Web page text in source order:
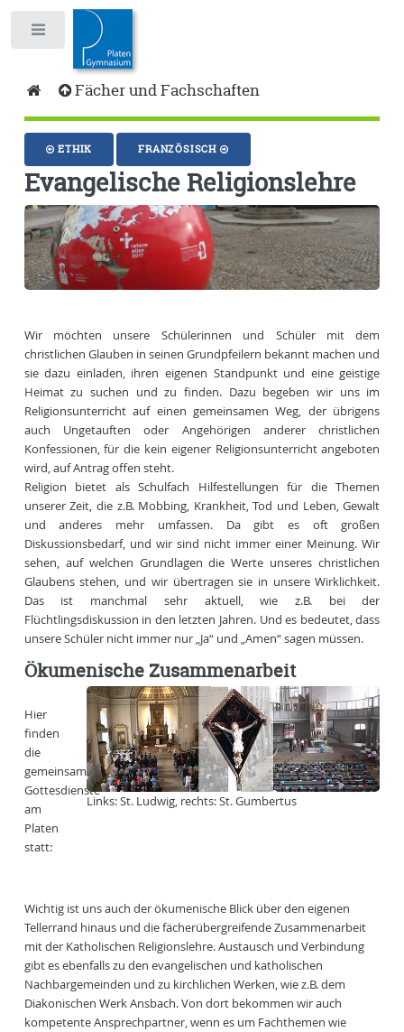
Fächer und Fachschaften
ETHIK FRANZÖSISCH
Evangelische Religionslehre
Wir möchten unsere Schülerinnen und Schüler mit dem
christlichen Glauben in seinen Grundpfeilern bekannt machen und
sie dazu einladen, ihren eigenen Standpunkt und eine geistige
Heimat zu suchen und zu finden. Dazu begeben wir uns im
Religionsunterricht auf einen gemeinsamen Weg, der übrigens
auch Ungetauften oder Angehörigen anderer christlichen
Konfessionen, für die kein eigener Religionsunterricht angeboten
wird, auf Antrag offen steht.
Religion bietet als Schulfach Hilfestellungen für die Themen
unserer Zeit, die z.B. Mobbing, Krankheit, Tod und Leben, Gewalt
und anderes mehr umfassen. Da gibt es oft großen
Diskussionsbedarf, und wir sind nicht immer einer Meinung. Wir
sehen, auf welchen Grundlagen die Werte unseres christlichen
Glaubens stehen, und wir übertragen sie in unsere Wirklichkeit.
Das ist manchmal sehr aktuell, wie z.B. bei der
Flüchtlingsdiskussion in den letzten Jahren. Und es bedeutet, dass
unsere Schüler nicht immer nur „Ja“ und „Amen“ sagen müssen.
Ökumenische Zusammenarbeit
Hier
finden
die
gemeinsamen
Gottesdienste
am
Platen
statt:
Links: St. Ludwig, rechts: St. Gumbertus
Wichtig ist uns auch der ökumenische Blick über den eigenen
Tellerrand hinaus und die fächerübergreifende Zusammenarbeit
mit der Katholischen Religionslehre. Austausch und Verbindung
gibt es ebenfalls zu den evangelischen und katholischen
Nachbargemeinden und zu kirchlichen Werken, wie z.B. dem
Diakonischen Werk Ansbach. Von dort bekommen wir auch
kompetente Ansprechpartner, wenn es um Fachthemen wie
Toggle